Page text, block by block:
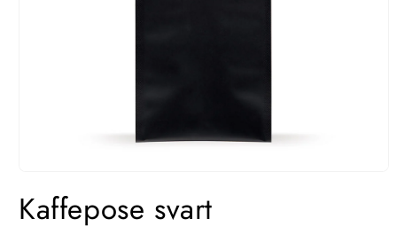
1
iKaffepose svart